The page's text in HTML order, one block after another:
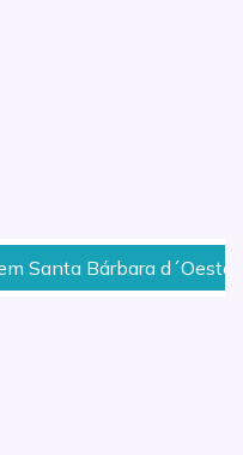
Santa Bárbara d´Oeste